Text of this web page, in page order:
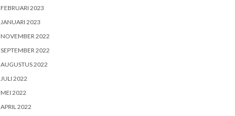
FEBRUARI 2023
JANUARI 2023
NOVEMBER 2022
SEPTEMBER 2022
AUGUSTUS 2022
JULI 2022
MEI 2022
APRIL 2022